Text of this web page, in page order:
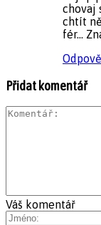
chovaj
chtít
fér…
Přidat komentář
Váš komentář